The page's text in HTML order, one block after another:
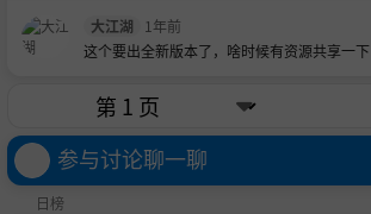
大江湖 1年前
这个要出全新版本了，啥时候有资源共享一下
参与讨论聊一聊
日榜